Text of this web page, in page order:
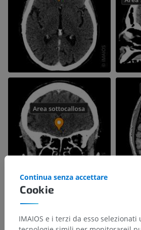
Cookie
Continua senza accettare
IMAIOS e i terzi da esso selezionati